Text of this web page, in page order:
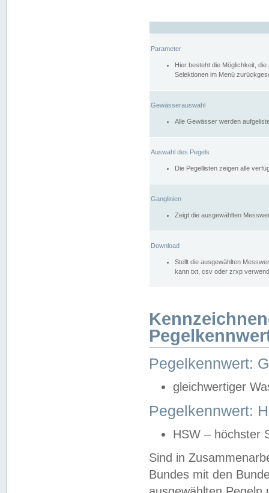
Parameter
Hier besteht die Möglichkeit,
Selektionen im Menü
Gewässerauswahl
Alle Gewässer werden
Auswahl des Pegels
Die Pegellisten zeigen alle
Ganglinien
Zeigt die ausgewählten
Download
Stellt die ausgewählten
kann txt, csv oder zrxp
Pegelkennwert:
gleichwertiger
Pegelkennwert:
HSW – höchster
Sind in
Bundes mit den